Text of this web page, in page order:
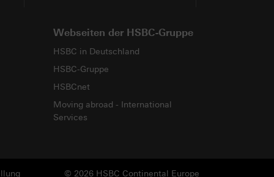
Webseiten der HSBC-Gruppe
HSBC in Deutschland
HSBC-Gruppe
HSBCnet
Moving abroad - International
Services
© 2026 HSBC Continental Europe